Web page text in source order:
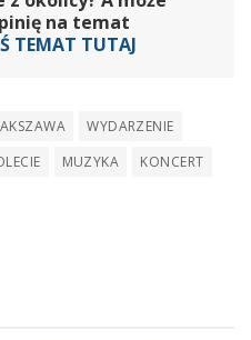
na temat
TEMAT TUTAJ
WYDARZENIE
MUZYKA
KONCERT